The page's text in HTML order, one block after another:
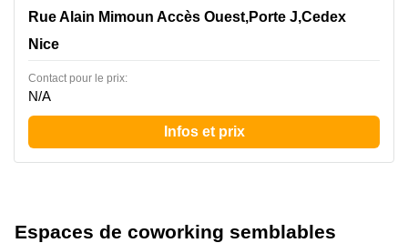
30, Rue Alain Mimoun Accès Ouest,Porte J,Cedex 3,
Rue Alain Mimoun Accès Ouest,Porte J,Cedex
Nice
Contact pour le prix:
N/A
Infos et prix
Espaces de coworking semblables